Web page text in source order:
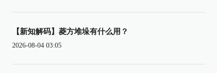
【新知解码】菱方堆垛有什么用？
2026-08-04 03:05